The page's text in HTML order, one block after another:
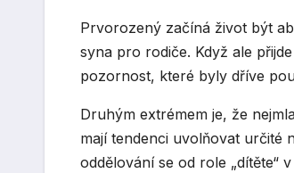
Prvorozený začíná život být
syna pro rodiče. Když ale
pozornost, které byly dříve
Druhým extrémem je, že
mají tendenci uvolňovat určité
oddělování se od role „dítěte“